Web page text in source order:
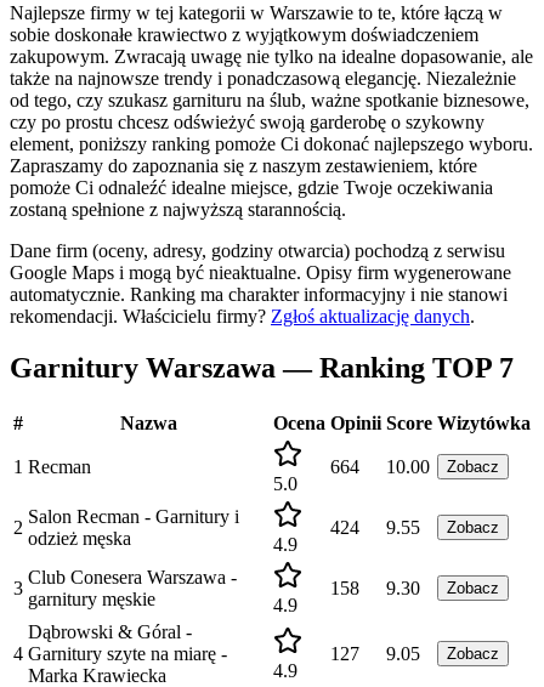
Najlepsze firmy w tej kategorii w Warszawie to te, które łączą w
sobie doskonałe krawiectwo z wyjątkowym doświadczeniem
zakupowym. Zwracają uwagę nie tylko na idealne dopasowanie, ale
także na najnowsze trendy i ponadczasową elegancję. Niezależnie
od tego, czy szukasz garnituru na ślub, ważne spotkanie biznesowe,
czy po prostu chcesz odświeżyć swoją garderobę o szykowny
element, poniższy ranking pomoże Ci dokonać najlepszego wyboru.
Zapraszamy do zapoznania się z naszym zestawieniem, które
pomoże Ci odnaleźć idealne miejsce, gdzie Twoje oczekiwania
zostaną spełnione z najwyższą starannością.
Dane firm (oceny, adresy, godziny otwarcia) pochodzą z serwisu
Google Maps i mogą być nieaktualne. Opisy firm wygenerowane
automatycznie. Ranking ma charakter informacyjny i nie stanowi
rekomendacji. Właścicielu firmy? Zgłoś aktualizację danych.
Garnitury Warszawa — Ranking TOP 7
# Nazwa Ocena Opinii Score Wizytówka
1 Recman
5.0
664 10.00 Zobacz
2
Salon Recman - Garnitury i
odzież męska
4.9
424 9.55 Zobacz
3
Club Conesera Warszawa -
garnitury męskie
4.9
158 9.30 Zobacz
4
Dąbrowski & Góral -
Garnitury szyte na miarę -
Marka Krawiecka
4.9
127 9.05 Zobacz